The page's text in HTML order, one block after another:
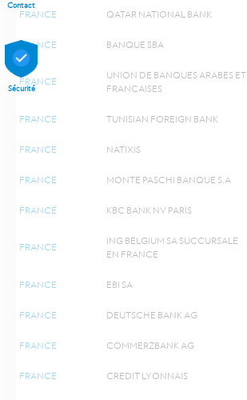
FRANCE QATAR NATIONAL BANK
FRANCE BANQUE SBA
FRANCE
UNION DE BANQUES ARABES ET
FRANCAISES
FRANCE TUNISIAN FOREIGN BANK
FRANCE NATIXIS
FRANCE MONTE PASCHI BANQUE S.A
FRANCE KBC BANK NV PARIS
FRANCE
ING BELGIUM SA SUCCURSALE
EN FRANCE
FRANCE EBI SA
FRANCE DEUTSCHE BANK AG
FRANCE COMMERZBANK AG
FRANCE CREDIT LYONNAIS
Contact
Sécurité